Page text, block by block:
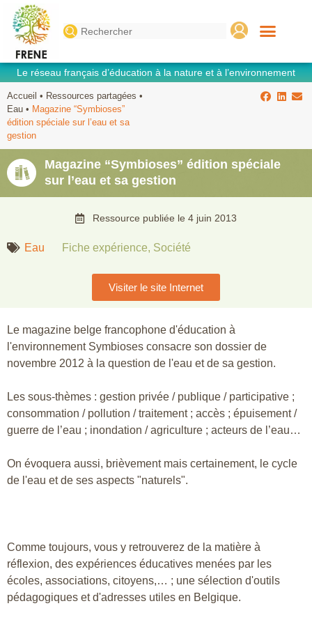
Search
for:
Le réseau français d’éducation à la nature et à l’environnement
Accueil • Ressources partagées •
Eau • Magazine “Symbioses”
édition spéciale sur l’eau et sa
gestion
Magazine “Symbioses” édition spéciale
sur l’eau et sa gestion
Le magazine belge francophone d'éducation à
l'environnement Symbioses consacre son dossier de
novembre 2012 à la question de l'eau et de sa gestion.
Les sous-thèmes : gestion privée / publique / participative ;
consommation / pollution / traitement ; accès ; épuisement /
guerre de l’eau ; inondation / agriculture ; acteurs de l’eau…
On évoquera aussi, brièvement mais certainement, le cycle
de l'eau et de ses aspects "naturels".
Comme toujours, vous y retrouverez de la matière à
réflexion, des expériences éducatives menées par les
écoles, associations, citoyens,… ; une sélection d'outils
pédagogiques et d'adresses utiles en Belgique.
Ressource publiée le 4 juin 2013
Eau Fiche expérience, Société
Visiter le site Internet